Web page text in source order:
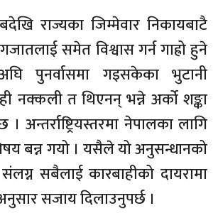
राज्यका जिम्मेवार निकायबाटै
समेत विश्वास गर्न गाह्रो हुने
पुनर्वासमा गइसकेका भुटानी
नक्कली त थिएनन् भन्ने अर्को शङ्का
अन्तर्राष्ट्रियस्तरमा नेपालका लागि
बन्न गयो । यसैले यो अनुसन्धानको
सबैलाई कारबाहीको दायरामा
सजाय दिलाउनुपर्छ ।